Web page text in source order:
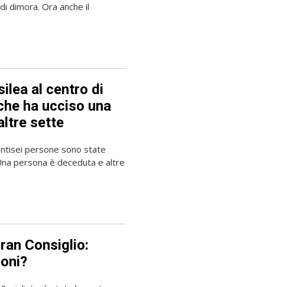
dimora. Ora anche il
al centro di
ha ucciso una
sette
persone sono state
persona è deceduta e altre
Consiglio: